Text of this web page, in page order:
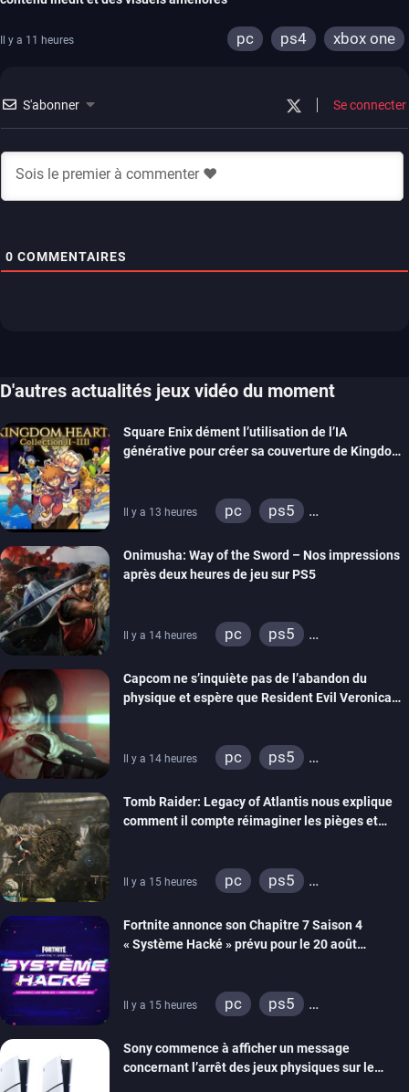
Il y a 11 heures pc ps4 xbox one
S'abonner Se connecter
0 COMMENTAIRES
D'autres actualités jeux vidéo du moment
Square Enix dément l’utilisation de l’IA
générative pour créer sa couverture de Kingdom
Il y a 13 heures pc
ps5
Onimusha: Way of the Sword – Nos impressions
après deux heures de jeu sur PS5
Il y a 14 heures pc
ps5
Capcom ne s’inquiète pas de l’abandon du
physique et espère que Resident Evil Veronica
Il y a 14 heures pc
ps5
Tomb Raider: Legacy of Atlantis nous explique
comment il compte réimaginer les pièges et
Il y a 15 heures pc
ps5
Fortnite annonce son Chapitre 7 Saison 4
« Système Hacké » prévu pour le 20 août
Il y a 15 heures pc
ps5
ios
android
xbox one
switch 2
Sony commence à afficher un message
concernant l’arrêt des jeux physiques sur le